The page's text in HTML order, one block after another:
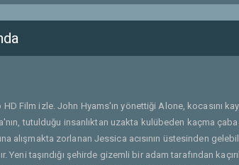
HD Film izle. John Hyams'ın yönettiği Alone, kocasını
tutulduğu insanlıktan uzakta kulübeden kaçma
alışmakta zorlanan Jessica acısının üstesinden
Yeni taşındığı şehirde gizemli bir adam tarafından